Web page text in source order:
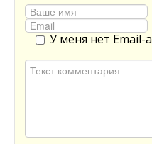
У меня нет Email-а